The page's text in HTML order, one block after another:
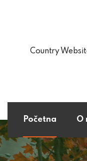
Country
Početna O